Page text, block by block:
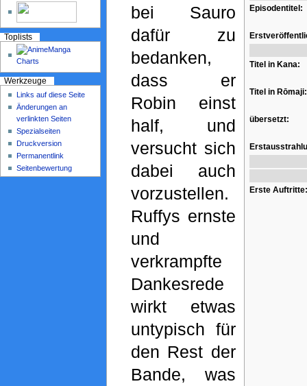
Episodentitel:
Titel in Kana:
Titel in Rōmaji:
übersetzt:
Erste Auftritte:
bei Sauro
dafür zu
bedanken,
dass er
Robin einst
half, und
versucht sich
dabei auch
vorzustellen.
Ruffys ernste
und
verkrampfte
Dankesrede
wirkt etwas
untypisch für
den Rest der
Bande, was
Toplists
Werkzeuge
Links auf diese Seite
Änderungen an
verlinkten Seiten
Spezialseiten
Druckversion
Permanentlink
Seitenbewertung